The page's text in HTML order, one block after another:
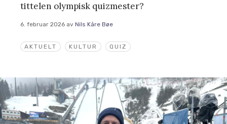
AKTUELT KULTUR QUIZ
tittelen olympisk quizmester?
6. februar 2026 av Nils Kåre Bøe